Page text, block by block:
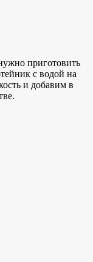
приготовить
с водой на
и добавим в